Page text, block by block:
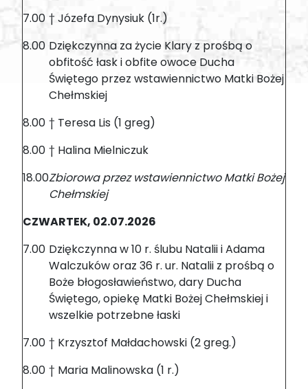
7.00 † Józefa Dynysiuk (1r.)
8.00 Dziękczynna za życie Klary z prośbą o
obfitość łask i obfite owoce Ducha
Świętego przez wstawiennictwo Matki Bożej
Chełmskiej
8.00 † Teresa Lis (1 greg)
8.00 † Halina Mielniczuk
18.00Zbiorowa przez wstawiennictwo Matki Bożej
Chełmskiej
CZWARTEK, 02.07.2026
7.00 Dziękczynna w 10 r. ślubu Natalii i Adama
Walczuków oraz 36 r. ur. Natalii z prośbą o
Boże błogosławieństwo, dary Ducha
Świętego, opiekę Matki Bożej Chełmskiej i
wszelkie potrzebne łaski
7.00 † Krzysztof Małdachowski (2 greg.)
8.00 † Maria Malinowska (1 r.)